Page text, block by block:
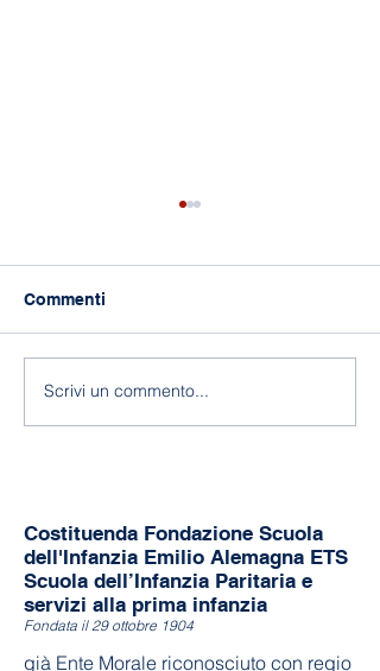
Commenti
Scrivi un commento...
Costituenda Fondazione Scuola
dell'Infanzia Emilio Alemagna ETS
Scuola dell’Infanzia Paritaria e
servizi alla prima infanzia
Fondata il 29 ottobre 1904
già Ente Morale riconosciuto con regio